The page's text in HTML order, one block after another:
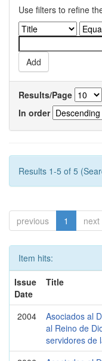
Use filters to refine
Results/Page
In order
Results 1-5 of 5
previous 1 next
Item hits:
Issue
Date
Title
2004
Asociados al
al Reino de
servidores de